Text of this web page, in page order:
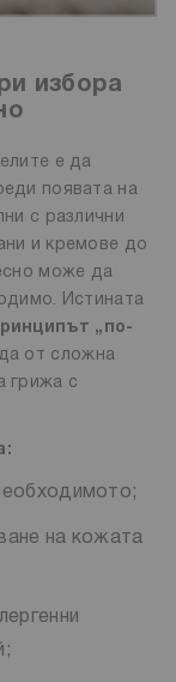
избора
е да
появата на
с различни
и кремове до
може да
Истината
„по-
от сложна
грижа с
на кожата